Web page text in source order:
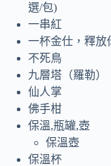
選/包)
一串紅
一杯金仕，釋放
不死鳥
九層塔（羅勒）
仙人掌
佛手柑
保溫,瓶罐,壺
保溫壺
保溫杯